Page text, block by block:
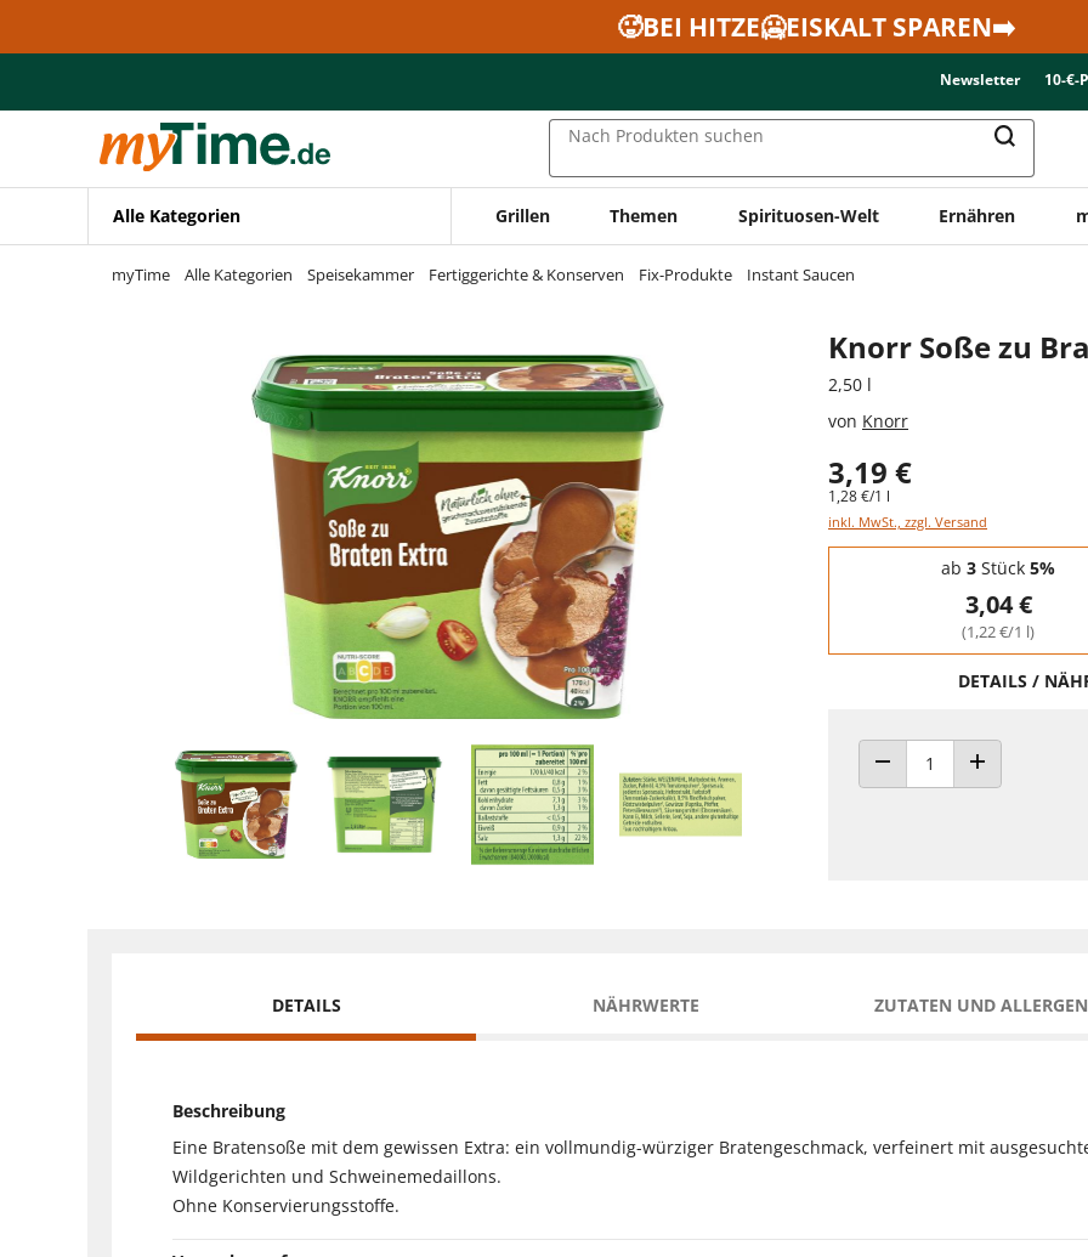
Zur Navigation springen
🥵BEI HITZE🥶EISKALT SPAREN➡️
Newsletter 10-€-
Nach Produkten suchen
Alle Kategorien Grillen Themen Spirituosen-Welt Ernähren
myTime Alle Kategorien Speisekammer Fertiggerichte & Konserven Fix-Produkte Instant Saucen
Knorr Soße zu
2,50 l
von Knorr
3,19 €
1,28 €/1 l
inkl. MwSt., zzgl. Versand
Staffelpreise - Mengenrabatt
ab 3 Stück 5%
3,04 €
(1,22 €/1 l)
DETAILS /
ANZAHL VERRINGERN
ANZAHL
DETAILS NÄHRWERTE ZUTATEN UND
Beschreibung
Eine Bratensoße mit dem gewissen Extra: ein vollmundig-würziger Bratengeschmack, verfeinert mit
Wildgerichten und Schweinemedaillons.
Ohne Konservierungsstoffe.